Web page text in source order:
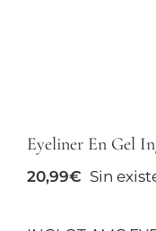
Eyeliner En Gel
20,99€ Sin